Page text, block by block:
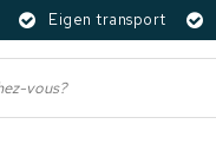
Eigen transport